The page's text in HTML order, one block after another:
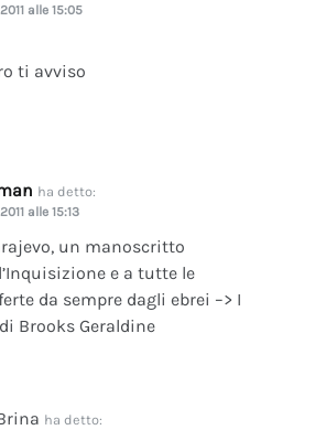
alle 15:05
ti avviso
ha detto:
alle 15:13
un manoscritto
e a tutte le
da sempre dagli ebrei –> I
Brooks Geraldine
ha detto: